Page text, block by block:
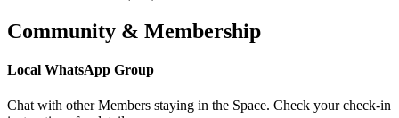
Community & Membership
Local WhatsApp Group
Chat with other Members staying in the Space. Check your check-in